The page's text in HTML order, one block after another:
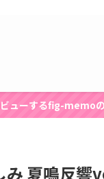
ューするfig-memo
夏鳴反響